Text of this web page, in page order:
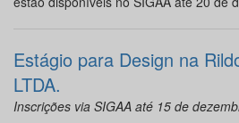
Estágio para Design na
LTDA.
Inscrições via SIGAA até 15 de